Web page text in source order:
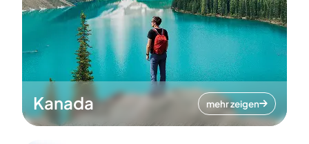
Kanada mehr zeigen